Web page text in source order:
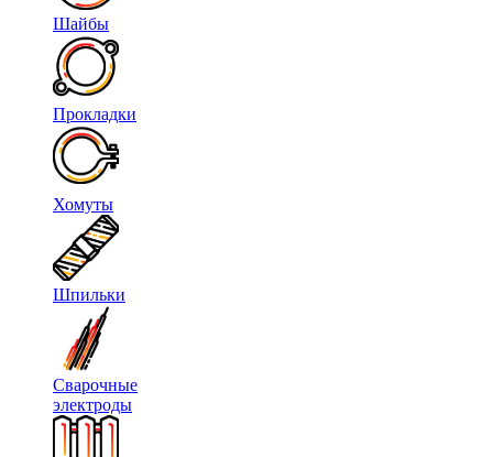
Шайбы
Прокладки
Хомуты
Шпильки
Сварочные
электроды